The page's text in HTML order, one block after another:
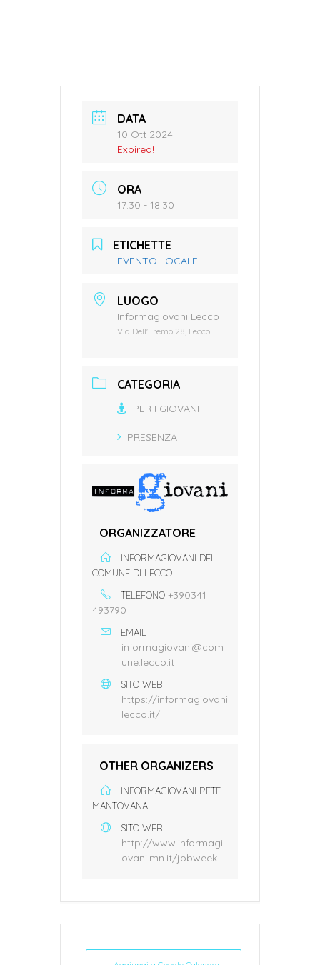
DATA
10 Ott 2024
Expired!
ORA
17:30 - 18:30
ETICHETTE
EVENTO LOCALE
LUOGO
Informagiovani Lecco
Via Dell'Eremo 28, Lecco
CATEGORIA
PER I GIOVANI
PRESENZA
ORGANIZZATORE
INFORMAGIOVANI DEL
COMUNE DI LECCO
TELEFONO +390341
493790
EMAIL
informagiovani@com
une.lecco.it
SITO WEB
https://informagiovani
lecco.it/
OTHER ORGANIZERS
INFORMAGIOVANI RETE
MANTOVANA
SITO WEB
http://www.informagi
ovani.mn.it/jobweek